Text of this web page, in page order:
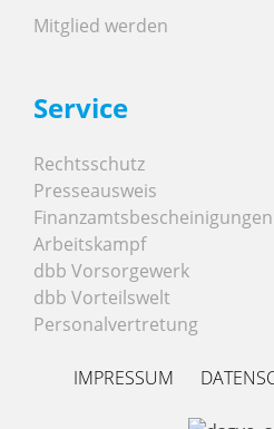
Mitglied werden
Service
Rechtsschutz
Presseausweis
Finanzamtsbescheinigungen
Arbeitskampf
dbb Vorsorgewerk
dbb Vorteilswelt
Personalvertretung
IMPRESSUM